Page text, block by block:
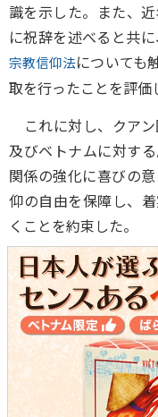
識を示した。また、
に祝辞を述べると共
宗教信仰法についても
取を行ったことを評価
これに対し、クア
及びベトナムに対す
関係の強化に喜びの
仰の自由を保障し、
くことを約束した。